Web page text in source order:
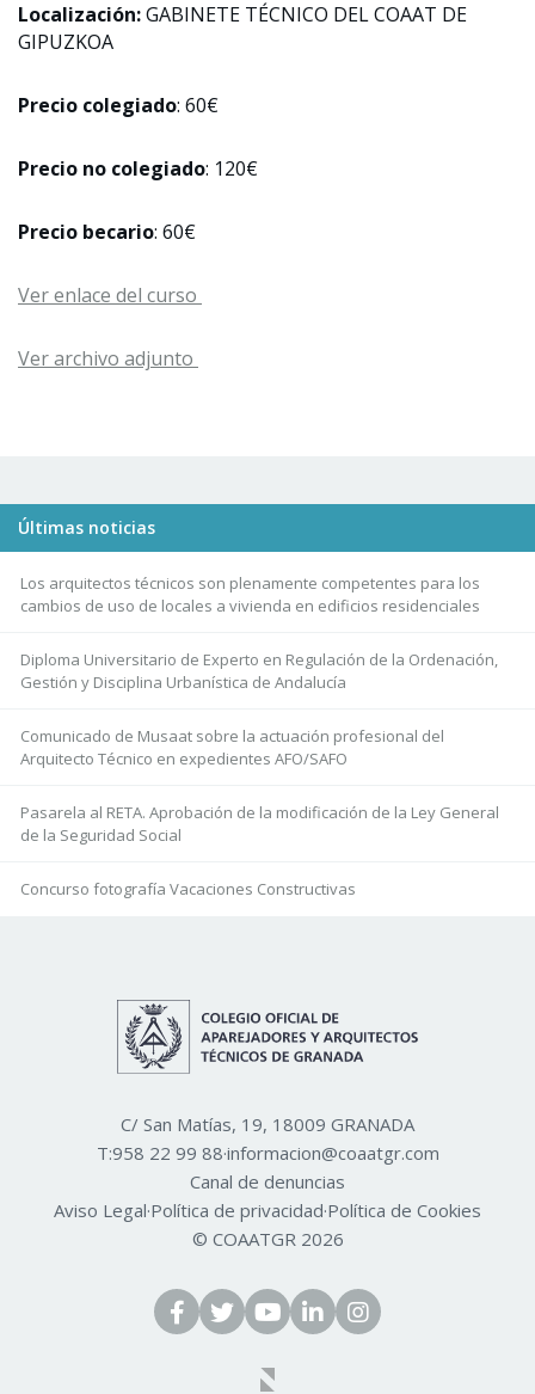
Localización:GABINETE TÉCNICO DEL COAAT DE
GIPUZKOA
Precio colegiado: 60€
Precio no colegiado: 120€
Precio becario: 60€
Ver enlace del curso
Ver archivo adjunto
Últimas noticias
Los arquitectos técnicos son plenamente competentes para los
cambios de uso de locales a vivienda en edificios residenciales
Diploma Universitario de Experto en Regulación de la Ordenación,
Gestión y Disciplina Urbanística de Andalucía
Comunicado de Musaat sobre la actuación profesional del
Arquitecto Técnico en expedientes AFO/SAFO
Pasarela al RETA. Aprobación de la modificación de la Ley General
de la Seguridad Social
Concurso fotografía Vacaciones Constructivas
C/ San Matías, 19, 18009 GRANADA
T:958 22 99 88·informacion@coaatgr.com
Canal de denuncias
Aviso Legal·Política de privacidad·Política de Cookies
© COAATGR 2026